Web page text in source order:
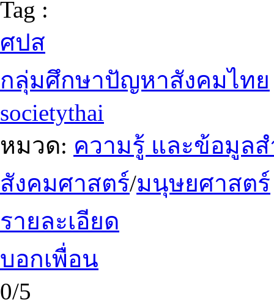
Tag :
ศปส
กลุ่มศึกษาปัญหาสังคมไทย
societythai
หมวด: ความรู้ และข้อมูล
สังคมศาสตร์/มนุษยศาสตร์
รายละเอียด
บอกเพื่อน
0/5